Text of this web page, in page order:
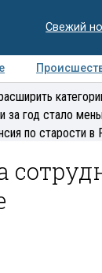
Свежий
Медиацентр
за год стало
по старости